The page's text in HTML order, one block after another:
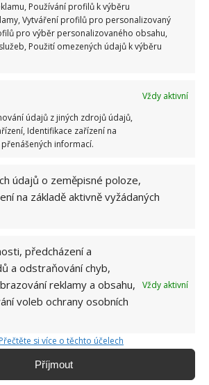
Používání profilů k výběru
Vytváření profilů pro personalizovaný
pro výběr personalizovaného obsahu,
Použití omezených údajů k výběru
Vždy aktivní
údajů z jiných zdrojů údajů,
Identifikace zařízení na
informací.
údajů o zeměpisné poloze,
na základě aktivně vyžádaných
předcházení a
a odstraňování chyb,
reklamy a obsahu,
voleb ochrany osobních
Vždy aktivní
Přečtěte si více o těchto účelech
Příjmout